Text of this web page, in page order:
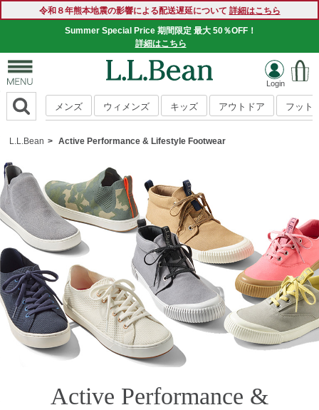
令和８年熊本地震の影響による配送遅延について 詳細はこちら
Summer Special Price 期間限定 最大 50％OFF！
詳細はこちら
メンズ ウィメンズ キッズ アウトドア フット
L.L.Bean Active Performance & Lifestyle Footwear
Active Performance &